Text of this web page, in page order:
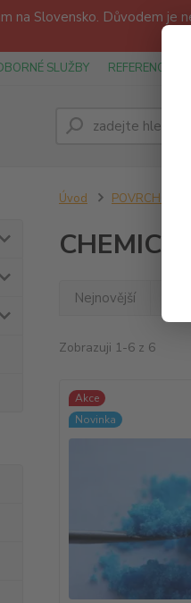
na Slovensko. Důvodem je
SLUŽBY REFERENCE
Úvod POVRCHOVÉ
Nejnovější
Zobrazuji 1-6 z 6
Akce
Novinka